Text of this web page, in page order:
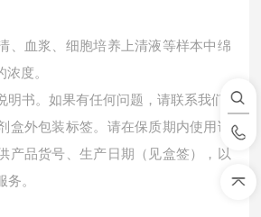
、血浆、细胞培养上清液等样本中绵
度。
明书。如果有任何问题，请联系我们
盒外包装标签。请在保质期内使用试
产品货号、生产日期（见盒签），以
。